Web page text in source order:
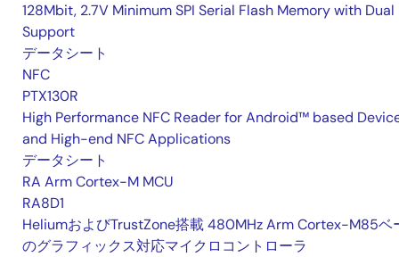
128Mbit, 2.7V Minimum SPI Serial Flash Memory with Dual
Support
データシート
NFC
PTX130R
High Performance NFC Reader for Android™ based
and High-end NFC Applications
データシート
RA Arm Cortex-M MCU
RA8D1
HeliumおよびTrustZone搭載 480MHz Arm Cortex-M85ベ
のグラフィックス対応マイクロコントローラ